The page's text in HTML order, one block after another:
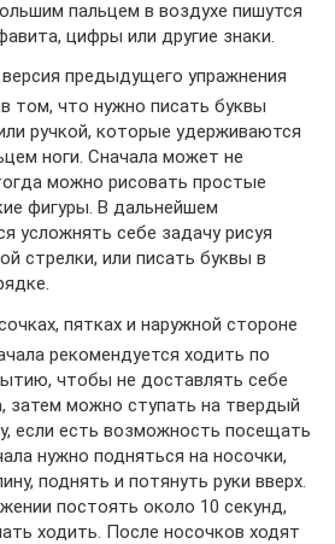
пальцем в воздухе пишутся
цифры или другие знаки.
предыдущего упражнения
том, что нужно писать буквы
ручкой, которые удерживаются
ноги. Сначала может не
можно рисовать простые
фигуры. В дальнейшем
усложнять себе задачу рисуя
стрелки, или писать буквы в
пятках и наружной стороне
рекомендуется ходить по
чтобы не доставлять себе
затем можно ступать на твердый
если есть возможность посещать
нужно подняться на носочки,
поднять и потянуть руки вверх.
постоять около 10 секунд,
ходить. После носочков ходят